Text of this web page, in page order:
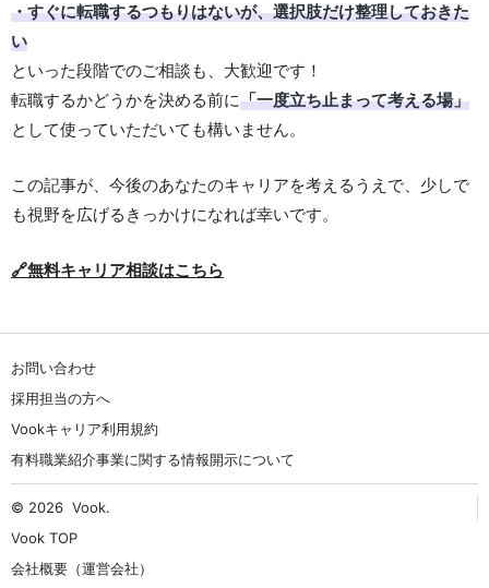
・すぐに転職するつもりはないが、選択肢だけ整理しておきた
い
といった段階でのご相談も、大歓迎です！
転職するかどうかを決める前に「一度立ち止まって考える場」
として使っていただいても構いません。
この記事が、今後のあなたのキャリアを考えるうえで、少しで
も視野を広げるきっかけになれば幸いです。
🔗無料キャリア相談はこちら
お問い合わせ
採用担当の方へ
Vookキャリア利用規約
有料職業紹介事業に関する情報開示について
© 2026 Vook.
Vook TOP
会社概要（運営会社）